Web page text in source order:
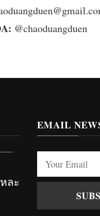
@chaoduangduen
ละ
EMAIL